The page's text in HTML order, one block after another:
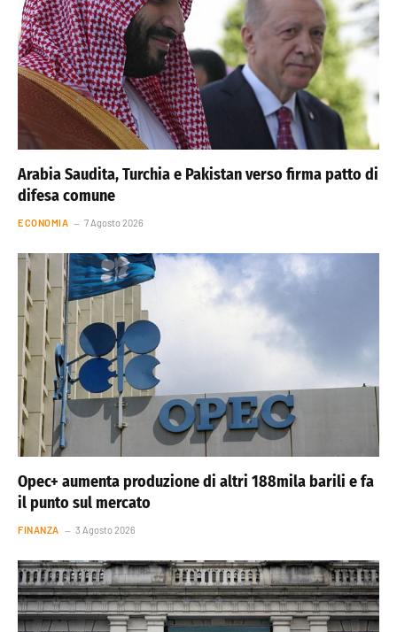
Arabia Saudita, Turchia e Pakistan verso firma patto di
difesa comune
ECONOMIA 7 Agosto 2026
Opec+ aumenta produzione di altri 188mila barili e fa
il punto sul mercato
FINANZA 3 Agosto 2026